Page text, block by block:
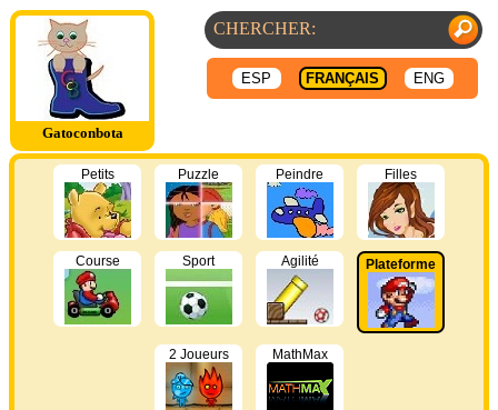
Gatoconbota
ESP FRANÇAIS ENG
Petits Puzzle Peindre Filles
Course Sport Agilité Plateforme
2 Joueurs MathMax